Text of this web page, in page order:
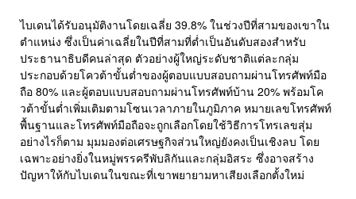
ไบเดนได้รับอนุมัติงานโดยเฉลี่ย 39.8% ในช่วงปีที่สามของเขาใน
ตำแหน่ง ซึ่งเป็นค่าเฉลี่ยในปีที่สามที่ต่ำเป็นอันดับสองสำหรับ
ประธานาธิบดีคนล่าสุด ตัวอย่างผู้ใหญ่ระดับชาติแต่ละกลุ่ม
ประกอบด้วยโควต้าขั้นต่ำของผู้ตอบแบบสอบถามผ่านโทรศัพท์มือ
ถือ 80% และผู้ตอบแบบสอบถามผ่านโทรศัพท์บ้าน 20% พร้อมโค
วต้าขั้นต่ำเพิ่มเติมตามโซนเวลาภายในภูมิภาค หมายเลขโทรศัพท์
พื้นฐานและโทรศัพท์มือถือจะถูกเลือกโดยใช้วิธีการโทรเลขสุ่ม
อย่างไรก็ตาม มุมมองต่อเศรษฐกิจส่วนใหญ่ยังคงเป็นเชิงลบ โดย
เฉพาะอย่างยิ่งในหมู่พรรครีพับลิกันและกลุ่มอิสระ ซึ่งอาจสร้าง
ปัญหาให้กับไบเดนในขณะที่เขาพยายามหาเสียงเลือกตั้งใหม่